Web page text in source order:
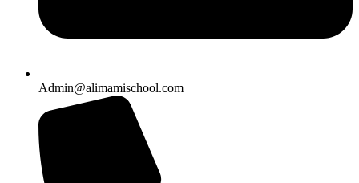
Admin@alimamischool.com